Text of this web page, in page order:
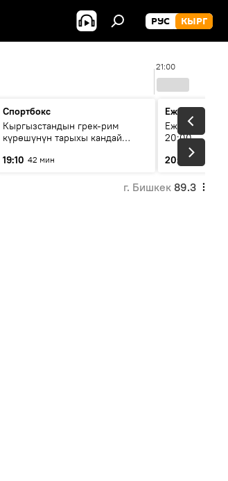
РУС КЫРГ
21:00
Спортбокс
Кыргызстандын грек-рим
күрөшүнүн тарыхы кандай
19:10 42 мин
Ежедневные
Ежедневные
20:00
20:01
г. Бишкек 89.3